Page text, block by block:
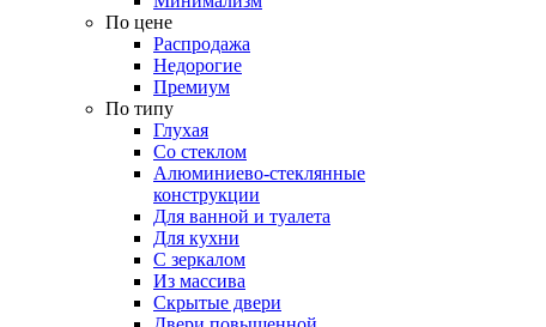
По цене
Распродажа
Недорогие
Премиум
По типу
Глухая
Со стеклом
Алюминиево-стеклянные
конструкции
Для ванной и туалета
Для кухни
С зеркалом
Из массива
Скрытые двери